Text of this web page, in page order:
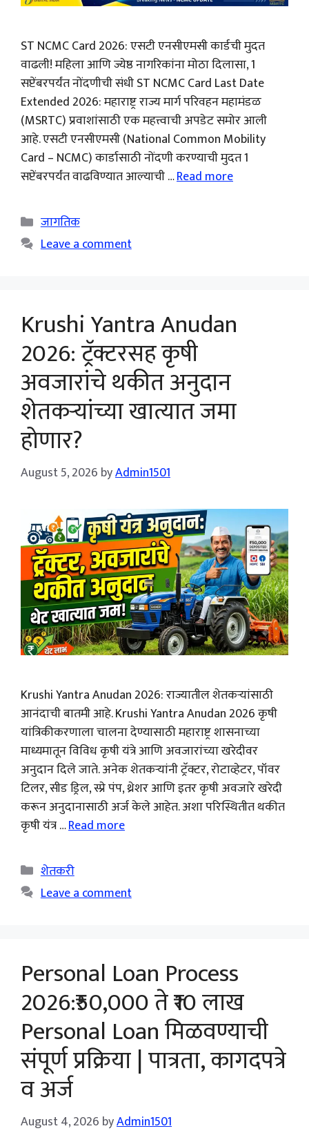
ST NCMC Card 2026: एसटी एनसीएमसी कार्डची मुदत
वाढली! महिला आणि ज्येष्ठ नागरिकांना मोठा दिलासा, 1
सप्टेंबरपर्यंत नोंदणीची संधी ST NCMC Card Last Date
Extended 2026: महाराष्ट्र राज्य मार्ग परिवहन महामंडळ
(MSRTC) प्रवाशांसाठी एक महत्त्वाची अपडेट समोर आली
आहे. एसटी एनसीएमसी (National Common Mobility
Card – NCMC) कार्डासाठी नोंदणी करण्याची मुदत 1
सप्टेंबरपर्यंत वाढविण्यात आल्याची …Read more
Categories
जागतिक
Leave a comment
Krushi Yantra Anudan
2026: ट्रॅक्टरसह कृषी
अवजारांचे थकीत अनुदान
शेतकऱ्यांच्या खात्यात जमा
होणार?
August 5, 2026 byAdmin1501
Krushi Yantra Anudan 2026: राज्यातील शेतकऱ्यांसाठी
आनंदाची बातमी आहे. Krushi Yantra Anudan 2026 कृषी
यांत्रिकीकरणाला चालना देण्यासाठी महाराष्ट्र शासनाच्या
माध्यमातून विविध कृषी यंत्रे आणि अवजारांच्या खरेदीवर
अनुदान दिले जाते. अनेक शेतकऱ्यांनी ट्रॅक्टर, रोटाव्हेटर, पॉवर
टिलर, सीड ड्रिल, स्प्रे पंप, थ्रेशर आणि इतर कृषी अवजारे खरेदी
करून अनुदानासाठी अर्ज केले आहेत. अशा परिस्थितीत थकीत
कृषी यंत्र …Read more
Categories
शेतकरी
Leave a comment
Personal Loan Process
2026:₹50,000 ते ₹10 लाख
Personal Loan मिळवण्याची
संपूर्ण प्रक्रिया | पात्रता, कागदपत्रे
व अर्ज
August 4, 2026 byAdmin1501